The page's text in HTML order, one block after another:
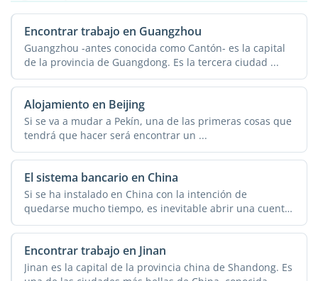
Encontrar trabajo en Guangzhou
Guangzhou -antes conocida como Cantón- es la capital
de la provincia de Guangdong. Es la tercera ciudad ...
Alojamiento en Beijing
Si se va a mudar a Pekín, una de las primeras cosas que
tendrá que hacer será encontrar un ...
El sistema bancario en China
Si se ha instalado en China con la intención de
quedarse mucho tiempo, es inevitable abrir una cuenta
...
Encontrar trabajo en Jinan
Jinan es la capital de la provincia china de Shandong. Es